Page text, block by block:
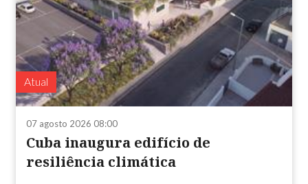
Atual
07 agosto 2026 08:00
Cuba inaugura edifício de
resiliência climática